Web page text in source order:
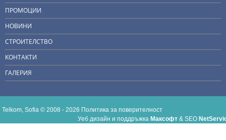
ПРОМОЦИИ
НОВИНИ
СТРОИТЕЛСТВО
КОНТАКТИ
ГАЛЕРИЯ
Telkom, Sofia © 2008 - 2026 Политика за поверителност
Уеб дизайн и поддръжка Максофт & SEO